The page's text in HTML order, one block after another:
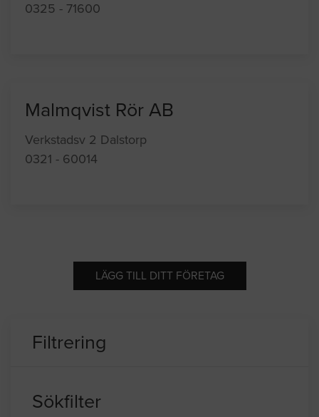
0325 - 71600
Malmqvist Rör AB
Verkstadsv 2 Dalstorp
0321 - 60014
LÄGG TILL DITT FÖRETAG
Filtrering
Sökfilter